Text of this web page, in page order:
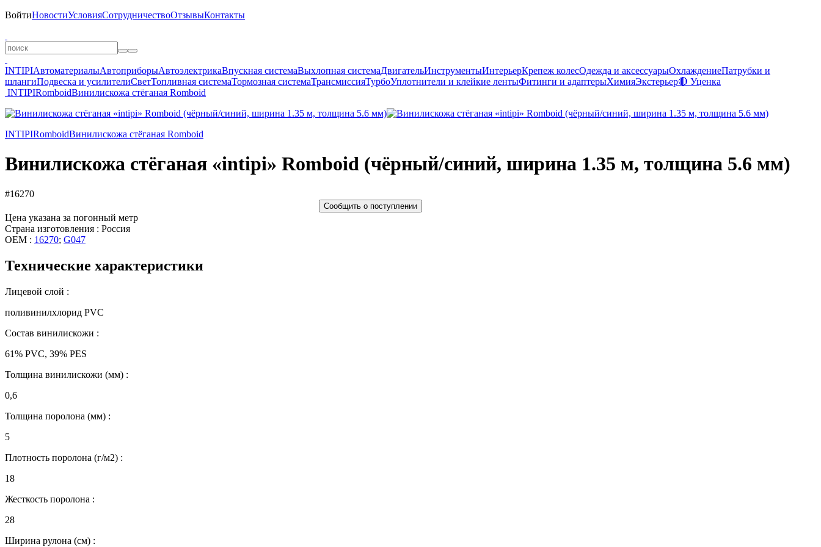
ВойтиНовостиУсловияСотрудничествоОтзывыКонтакты
INTIPIАвтоматериалыАвтоприборыАвтоэлектрикаВпускная системаВыхлопная системаДвигательИнструментыИнтерьерКрепеж колесОдежда и аксессуарыОхлаждениеПатрубки и
шлангиПодвеска и усилителиСветТопливная системаТормозная системаТрансмиссияТурбоУплотнители и клейкие лентыФитинги и адаптерыХимияЭкстерьер🔴 Уценка
INTIPIRomboidВинилискожа стёганая Romboid
INTIPIRomboidВинилискожа стёганая Romboid
Винилискожа стёганая «intipi» Romboid (чёрный/синий, ширина 1.35 м, толщина 5.6 мм)
#16270
Сообщить о поступлении
Цена указана за погонный метр
Страна изготовления : Россия
OEM : 16270; G047
Технические характеристики
Лицевой слой :
поливинилхлорид PVC
Состав винилискожи :
61% PVC, 39% PES
Толщина винилискожи (мм) :
0,6
Толщина поролона (мм) :
5
Плотность поролона (г/м2) :
18
Жесткость поролона :
28
Ширина рулона (см) :